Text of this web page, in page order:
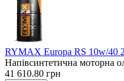
RYMAX Europa RS 10w/40
Напівсинтетична моторна
41 610.80 грн